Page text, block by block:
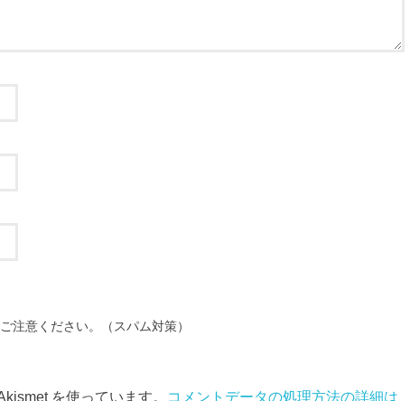
注意ください。（スパム対策）
を使っています。 コメントデータの処理方法の詳細は